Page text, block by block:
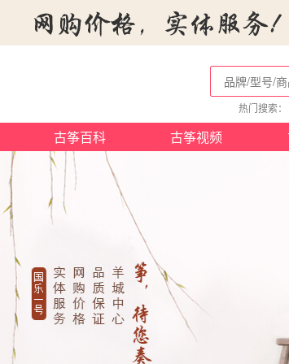
热门搜索：
古筝百科 古筝视频